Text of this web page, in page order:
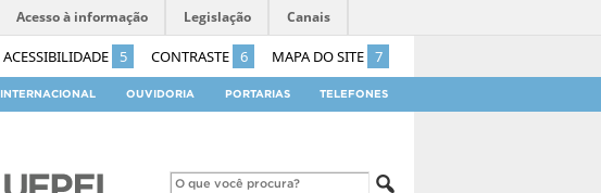
ACESSIBILIDADE 5 CONTRASTE 6 MAPA DO SITE 7
Acesso à informação Legislação Canais
INTERNACIONAL OUVIDORIA PORTARIAS TELEFONES